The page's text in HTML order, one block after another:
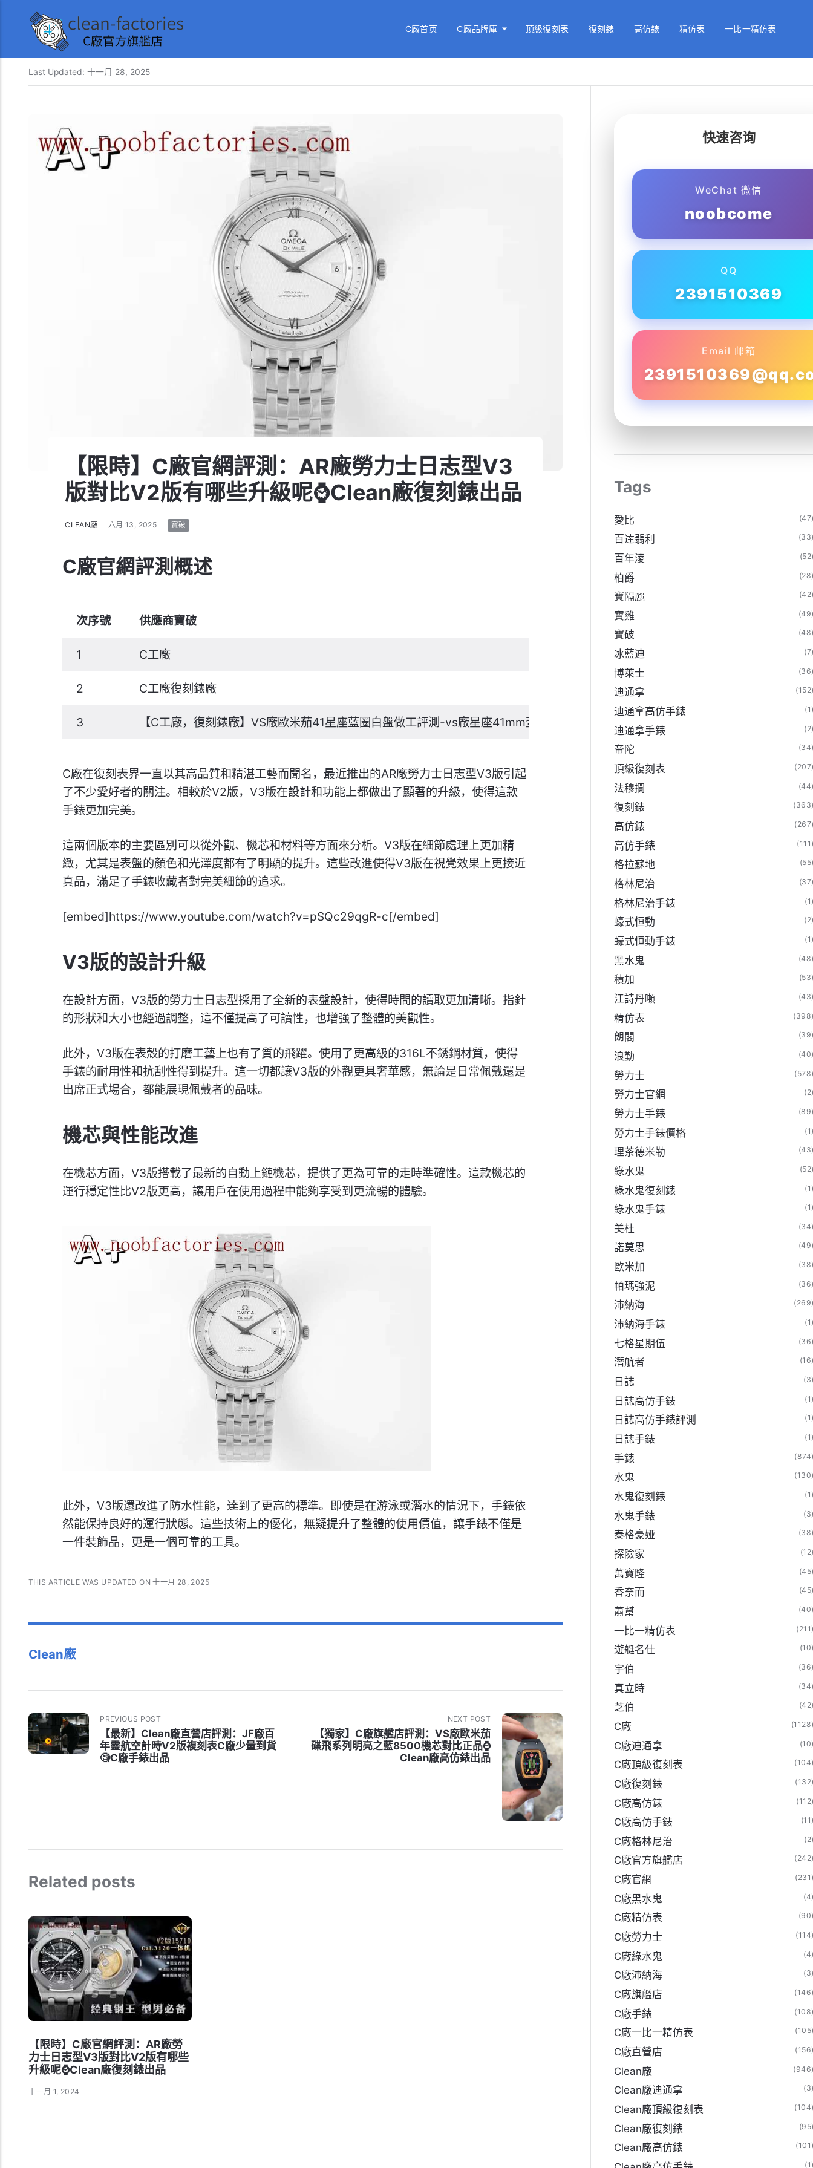
C廠首页 C廠品牌庫 頂級復刻表 復刻錶 高仿錶 精仿表 一比一精仿表
Last Updated: 十一月 28, 2025
【限時】C廠官網評測：AR廠勞力士日志型V3
版對比V2版有哪些升級呢⌚Clean廠復刻錶出品
CLEAN廠 六月 13, 2025 寶破
C廠官網評測概述
次序號 供應商寶破
1 C工廠
2 C工廠復刻錶廠
3 【C工廠，復刻錶廠】VS廠歐米茄41星座藍圈白盤做工評測-vs廠星座41mm壹眼假嗎【C廠官方旗艦店】
C廠在復刻表界一直以其高品質和精湛工藝而聞名，最近推出的AR廠勞力士日志型V3版引起
了不少愛好者的關注。相較於V2版，V3版在設計和功能上都做出了顯著的升級，使得這款
手錶更加完美。
這兩個版本的主要區別可以從外觀、機芯和材料等方面來分析。V3版在細節處理上更加精
緻，尤其是表盤的顏色和光澤度都有了明顯的提升。這些改進使得V3版在視覺效果上更接近
真品，滿足了手錶收藏者對完美細節的追求。
[embed]https://www.youtube.com/watch?v=pSQc29qgR-c[/embed]
V3版的設計升級
在設計方面，V3版的勞力士日志型採用了全新的表盤設計，使得時間的讀取更加清晰。指針
的形狀和大小也經過調整，這不僅提高了可讀性，也增強了整體的美觀性。
此外，V3版在表殼的打磨工藝上也有了質的飛躍。使用了更高級的316L不銹鋼材質，使得
手錶的耐用性和抗刮性得到提升。這一切都讓V3版的外觀更具奢華感，無論是日常佩戴還是
出席正式場合，都能展現佩戴者的品味。
機芯與性能改進
在機芯方面，V3版搭載了最新的自動上鏈機芯，提供了更為可靠的走時準確性。這款機芯的
運行穩定性比V2版更高，讓用戶在使用過程中能夠享受到更流暢的體驗。
此外，V3版還改進了防水性能，達到了更高的標準。即使是在游泳或潛水的情況下，手錶依
然能保持良好的運行狀態。這些技術上的優化，無疑提升了整體的使用價值，讓手錶不僅是
一件裝飾品，更是一個可靠的工具。
THIS ARTICLE WAS UPDATED ON 十一月 28, 2025
Clean廠
PREVIOUS POST
【最新】Clean廠直營店評測：JF廠百
年靈航空計時V2版複刻表C廠少量到貨
🧐C廠手錶出品
NEXT POST
【獨家】C廠旗艦店評測：VS廠歐米茄
碟飛系列明亮之藍8500機芯對比正品⌚
Clean廠高仿錶出品
Related posts
【限時】C廠官網評測：AR廠勞
力士日志型V3版對比V2版有哪些
升級呢⌚Clean廠復刻錶出品
十一月 1, 2024
快速咨询
WeChat 微信
noobcome
QQ
2391510369
Email 邮箱
Tags
愛比
百達翡利
百年淩
柏爵
寶隔麗
寶雞
寶破
冰藍迪
博萊士
迪通拿
迪通拿高仿手錶
迪通拿手錶
帝陀
頂級復刻表
法穆攔
復刻錶
高仿錶
高仿手錶
格拉蘇地
格林尼治
格林尼治手錶
蠔式恒動
蠔式恒動手錶
黑水鬼
積加
江詩丹噸
精仿表
朗閣
浪勤
勞力士
勞力士官網
勞力士手錶
勞力士手錶價格
理茶德米勒
綠水鬼
綠水鬼復刻錶
綠水鬼手錶
美杜
諾莫思
歐米加
帕瑪強泥
沛納海
沛納海手錶
七格星期伍
潛航者
日誌
日誌高仿手錶
日誌高仿手錶評測
日誌手錶
手錶
水鬼
水鬼復刻錶
水鬼手錶
泰格豪娅
探險家
萬寶隆
香奈而
蕭幫
一比一精仿表
遊艇名仕
宇伯
真立時
芝伯
C廠
C廠迪通拿
C廠頂級復刻表
C廠復刻錶
C廠高仿錶
C廠高仿手錶
C廠格林尼治
C廠官方旗艦店
C廠官網
C廠黑水鬼
C廠精仿表
C廠勞力士
C廠綠水鬼
C廠沛納海
C廠旗艦店
C廠手錶
C廠一比一精仿表
C廠直營店
Clean廠
Clean廠迪通拿
Clean廠頂級復刻表
Clean廠復刻錶
Clean廠高仿錶